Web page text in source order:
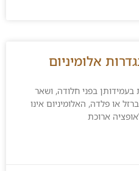
אלומיניום
בעמידותן בפני חלודה, ושאר
או פלדה, האלומיניום אינו
ארוכת